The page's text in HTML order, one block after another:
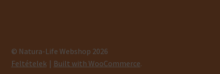
© Natura-Life Webshop 2026
Feltételek
Built with WooCommerce.